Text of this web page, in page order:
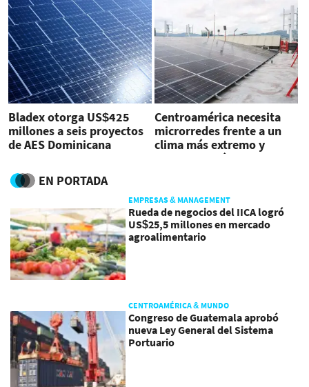
Bladex otorga US$425
millones a seis proyectos
de AES Dominicana
Centroamérica necesita
microrredes frente a un
clima más extremo y
mercados más exigentes
EN PORTADA
EMPRESAS & MANAGEMENT
Rueda de negocios del IICA logró
US$25,5 millones en mercado
agroalimentario
CENTROAMÉRICA & MUNDO
Congreso de Guatemala aprobó
nueva Ley General del Sistema
Portuario